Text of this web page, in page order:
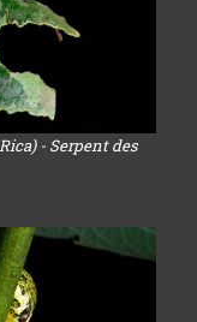
- Serpent des